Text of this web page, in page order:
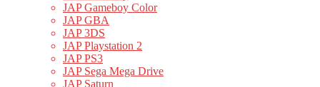
JAP Gameboy Color
JAP GBA
JAP 3DS
JAP Playstation 2
JAP PS3
JAP Sega Mega Drive
JAP Saturn